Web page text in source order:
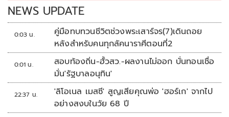
NEWS UPDATE
0:03 น.
คู่มือทบทวนชีวิตช่วงพระเสาร์จร(7)เดินถอย
หลังสำหรับคนทุกลัคนาราศีตอนที่2
0:01 น.
สอบท้องถิ่น-ฮั้วสว.-ผลงานไม่ออก บั่นทอนเชื่อ
มั่น'รัฐบาลอนุทิน'
22:37 น.
'ลิโอเนล เมสซี' สูญเสียคุณพ่อ 'ฮอร์เก' จากไป
อย่างสงบในวัย 68 ปี